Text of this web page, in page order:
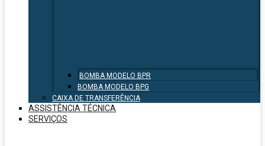
BOMBA MODELO BPR
BOMBA MODELO BPG
CAIXA DE TRANSFERÊNCIA
ASSISTÊNCIA TÉCNICA
SERVIÇOS